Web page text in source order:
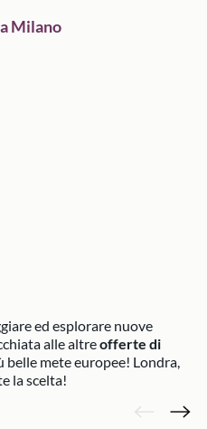
Milano
ed esplorare nuove
alle altreofferte di
belle mete europee! Londra,
la scelta!